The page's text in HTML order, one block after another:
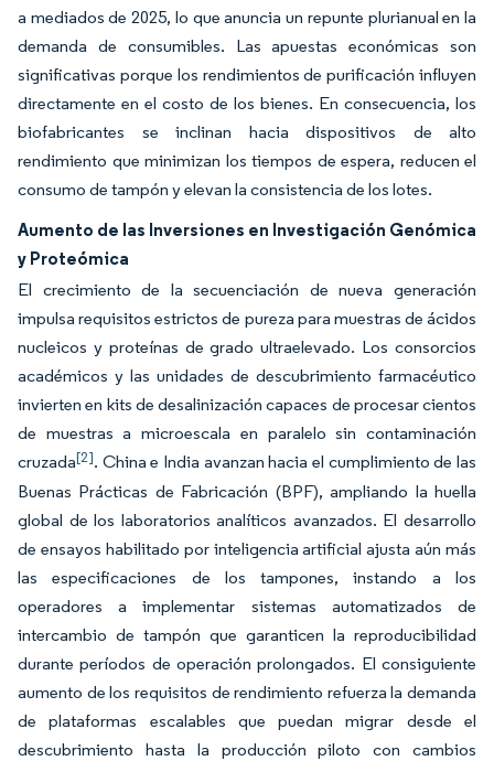
a mediados de 2025, lo que anuncia un repunte plurianual en la
demanda de consumibles. Las apuestas económicas son
significativas porque los rendimientos de purificación influyen
directamente en el costo de los bienes. En consecuencia, los
biofabricantes se inclinan hacia dispositivos de alto
rendimiento que minimizan los tiempos de espera, reducen el
consumo de tampón y elevan la consistencia de los lotes.
Aumento de las Inversiones en Investigación Genómica
y Proteómica
El crecimiento de la secuenciación de nueva generación
impulsa requisitos estrictos de pureza para muestras de ácidos
nucleicos y proteínas de grado ultraelevado. Los consorcios
académicos y las unidades de descubrimiento farmacéutico
invierten en kits de desalinización capaces de procesar cientos
de muestras a microescala en paralelo sin contaminación
cruzada[2]. China e India avanzan hacia el cumplimiento de las
Buenas Prácticas de Fabricación (BPF), ampliando la huella
global de los laboratorios analíticos avanzados. El desarrollo
de ensayos habilitado por inteligencia artificial ajusta aún más
las especificaciones de los tampones, instando a los
operadores a implementar sistemas automatizados de
intercambio de tampón que garanticen la reproducibilidad
durante períodos de operación prolongados. El consiguiente
aumento de los requisitos de rendimiento refuerza la demanda
de plataformas escalables que puedan migrar desde el
descubrimiento hasta la producción piloto con cambios